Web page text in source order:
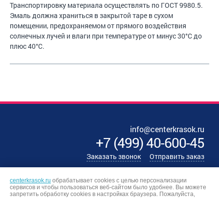
Транспортировку материала осуществлять по ГОСТ 9980.5.
Эмаль должна храниться в закрытой таре в сухом
помещении, предохраняемом от прямого воздействия
солнечных лучей и влаги при температуре от минус 30°С до
плюс 40°С.
info@centerkrasok.ru
+7(499)40-600-45
Заказать звонок Отправить заказ
centerkrasok.ru обрабатывает cookies с целью персонализации
сервисов и чтобы пользоваться веб-сайтом было удобнее. Вы можете
запретить обработку сookies в настройках браузера. Пожалуйста,